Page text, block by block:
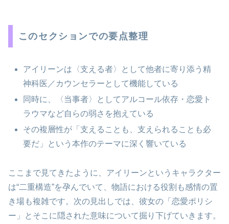
このセクションでの要点整理
アイリーンは〈支える者〉として他者に寄り添う精
神科医／カウンセラーとして機能している
同時に、〈当事者〉としてアルコール依存・恋愛ト
ラウマなど自らの弱さを抱えている
その複層性が「支えることも、支えられることも必
要だ」という本作のテーマに深く響いている
ここまで見てきたように、アイリーンというキャラクター
は“二重構造”を孕んでいて、物語における役割も感情の置
き場も複雑です。次の見出しでは、彼女の「恋愛ポリシ
ー」とそこに隠された意味について掘り下げていきます。